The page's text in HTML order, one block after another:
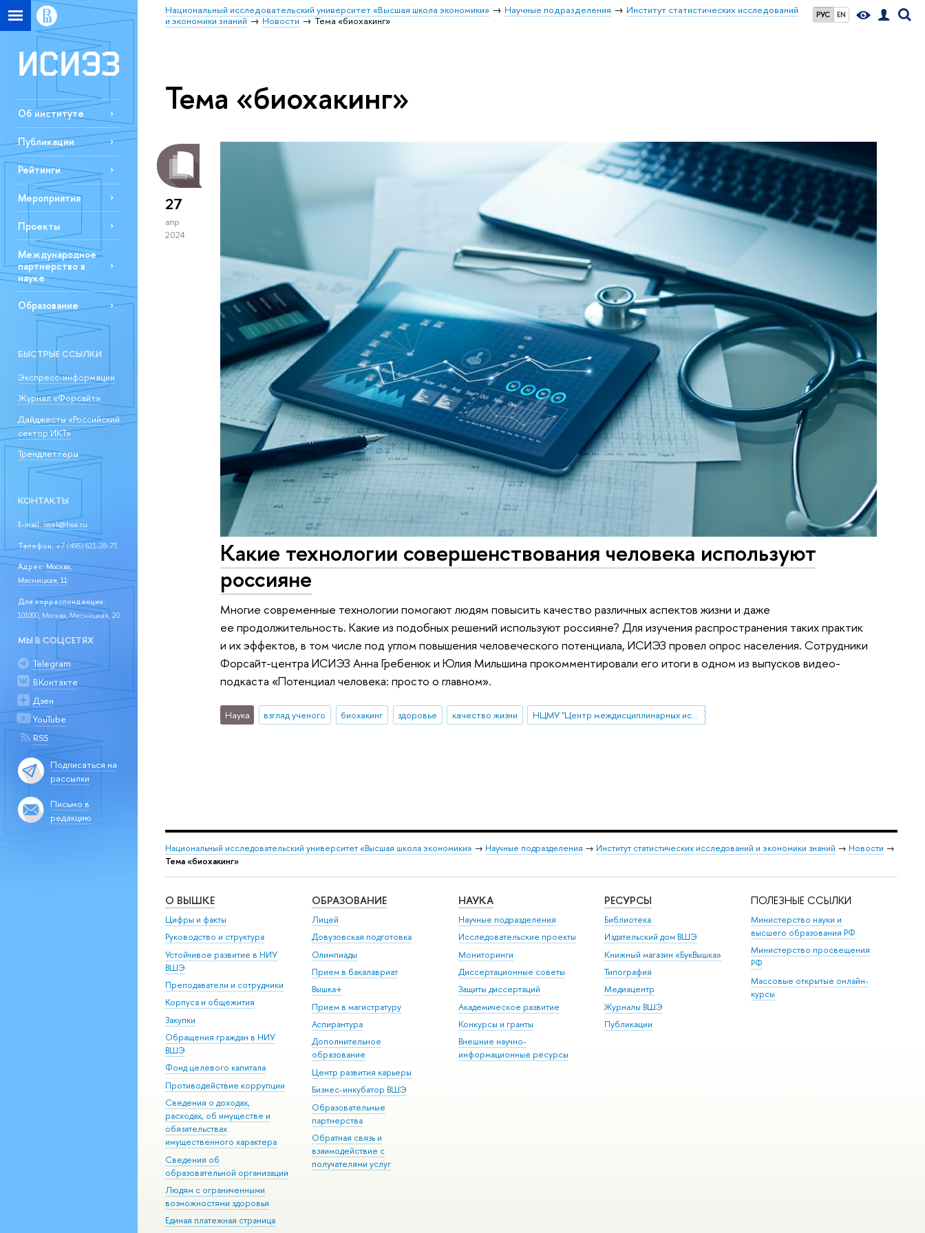
РУС EN
Национальный исследовательский университет «Высшая школа экономики» Научные подразделения
Институт статистических исследований
и экономики знаний
Новости Тема «биохакинг»
Об институте
Публикации
Рейтинги
Мероприятия
Проекты
Международное
партнерство в
науке
Образование
БЫСТРЫЕ ССЫЛКИ
Экспресс-информации
Журнал «Форсайт»
Дайджесты «Российский
сектор ИКТ»
Трендлеттеры
КОНТАКТЫ
E-mail:issek@hse.ru
Телефон:+7 (495) 621-28-73
Адрес: Москва,
Мясницкая, 11
Для корреспонденции:
101000, Москва, Мясницкая, 20
МЫ В СОЦСЕТЯХ
Telegram
ВКонтакте
Дзен
YouTube
RSS
Подписаться на
рассылки
Письмо в
редакцию
Тема «биохакинг»
27
апр
2024
Какие технологии совершенствования человека используют
россияне
Многие современные технологии помогают людям повысить качество различных аспектов жизни и даже
ее продолжительность. Какие из подобных решений используют россияне? Для изучения распространения таких практик
и их эффектов, в том числе под углом повышения человеческого потенциала, ИСИЭЗ провел опрос населения. Сотрудники
Форсайт-центра ИСИЭЗ Анна Гребенюк и Юлия Мильшина прокомментировали его итоги в одном из выпусков видео-
подкаста «Потенциал человека: просто о главном».
Наука взгляд ученого биохакинг здоровье качество жизни НЦМУ "Центр междисциплинарных исследований человеческого потенциала"
Национальный исследовательский университет «Высшая школа экономики» → Научные подразделения → Институт статистических исследований и экономики знаний → Новости →
Тема «биохакинг»
О ВЫШКЕ
Цифры и факты
Руководство и структура
Устойчивое развитие в НИУ
ВШЭ
Преподаватели и сотрудники
Корпуса и общежития
Закупки
Обращения граждан в НИУ
ВШЭ
Фонд целевого капитала
Противодействие коррупции
Сведения о доходах,
расходах, об имуществе и
обязательствах
имущественного характера
Сведения об
образовательной организации
Людям с ограниченными
возможностями здоровья
Единая платежная страница
ОБРАЗОВАНИЕ
Лицей
Довузовская подготовка
Олимпиады
Прием в бакалавриат
Вышка+
Прием в магистратуру
Аспирантура
Дополнительное
образование
Центр развития карьеры
Бизнес-инкубатор ВШЭ
Образовательные
партнерства
Обратная связь и
взаимодействие с
получателями услуг
НАУКА
Научные подразделения
Исследовательские проекты
Мониторинги
Диссертационные советы
Защиты диссертаций
Академическое развитие
Конкурсы и гранты
Внешние научно-
информационные ресурсы
РЕСУРСЫ
Библиотека
Издательский дом ВШЭ
Книжный магазин «БукВышка»
Типография
Медиацентр
Журналы ВШЭ
Публикации
ПОЛЕЗНЫЕ ССЫЛКИ
Министерство науки и
высшего образования РФ
Министерство просвещения
РФ
Массовые открытые онлайн-
курсы